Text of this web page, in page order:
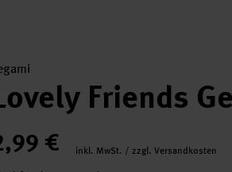
Friends
€
inkl. MwSt. / zzgl. Versandkosten